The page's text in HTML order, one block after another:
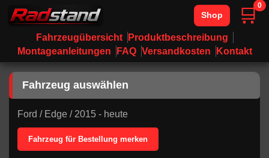
Fahrzeugübersicht
Produktbeschreibung
Montageanleitungen
FAQ Versandkosten Kontakt
Shop 🛒0
Fahrzeug auswählen
Ford / Edge / 2015 - heute
Fahrzeug für Bestellung merken